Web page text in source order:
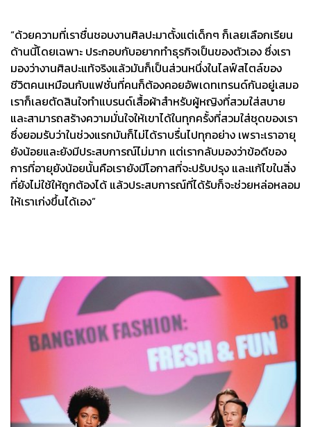
“ด้วยความที่เราชื่นชอบงานศิลปะมาตั้งแต่เด็กๆ ก็เลยเลือกเรียน
ด้านนี้โดยเฉพาะ ประกอบกับอยากทำธุรกิจเป็นของตัวเอง ซึ่งเรา
มองว่างานศิลปะแท้จริงแล้วมันก็เป็นส่วนหนึ่งในไลฟ์สไตล์ของ
ชีวิตคนเหมือนกับแฟชั่นที่คนก็ต้องคอยอัพเดทเทรนด์กันอยู่เสมอ
เราก็เลยตัดสินใจทำแบรนด์เสื้อผ้าสำหรับผู้หญิงที่สวมใส่สบาย
และสามารถสร้างความมั่นใจให้เขาได้ในทุกครั้งที่สวมใส่ชุดของเรา
ซึ่งยอมรับว่าในช่วงแรกมันก็ไม่ได้ราบรื่นไปทุกอย่าง เพราะเราอายุ
ยังน้อยและยังมีประสบการณ์ไม่มาก แต่เรากลับมองว่าข้อดีของ
การที่อายุยังน้อยนั้นคือเรายังมีโอกาสที่จะปรับปรุง และแก้ไขในสิ่ง
ที่ยังไม่ใช้ให้ถูกต้องได้ แล้วประสบการณ์ที่ได้รับก็จะช่วยหล่อหลอม
ให้เราเก่งขึ้นได้เอง”